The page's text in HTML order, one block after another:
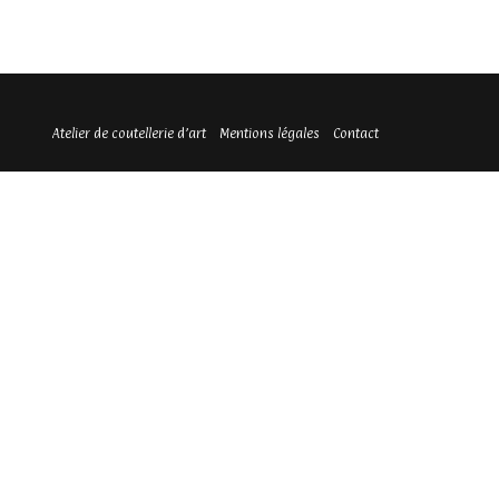
Atelier de coutellerie d’art Mentions légales Contact